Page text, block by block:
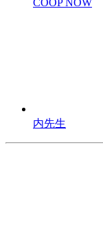
COOP NOW
内先生